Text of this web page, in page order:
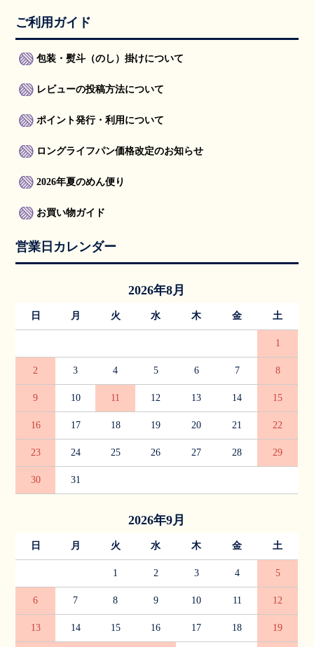
ご利用ガイド
包装・熨斗（のし）掛けについて
レビューの投稿方法について
ポイント発行・利用について
ロングライフパン価格改定のお知らせ
2026年夏のめん便り
お買い物ガイド
営業日カレンダー
2026年8月
日 月 火 水 木 金 土
1
2 3 4 5 6 7 8
9 10 11 12 13 14 15
16 17 18 19 20 21 22
23 24 25 26 27 28 29
30 31
2026年9月
日 月 火 水 木 金 土
1 2 3 4 5
6 7 8 9 10 11 12
13 14 15 16 17 18 19